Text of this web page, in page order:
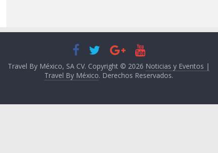
Travel By México, SA CV. Copyright © 2026 Noticias y Eventos |
Travel By México. Derechos Reservados.